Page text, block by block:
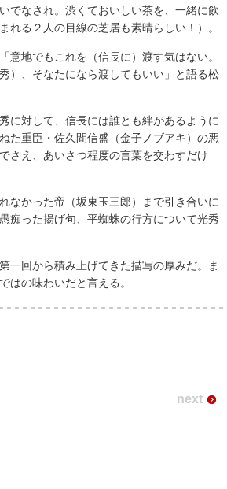
でなされ。渋くておいしい茶を、一緒に飲
れる２人の目線の芝居も素晴らしい！）。
地でもこれを（信長に）渡す気はない。
）、そなたになら渡してもいい」と語る松
に対して、信長には誰とも絆があるように
た重臣・佐久間信盛（金子ノブアキ）の悪
さえ、あいさつ程度の言葉を交わすだけ
なかった帝（坂東玉三郎）まで引き合いに
痴った揚げ句、平蜘蛛の行方について光秀
回から積み上げてきた描写の厚みだ。ま
はの味わいだと言える。
next